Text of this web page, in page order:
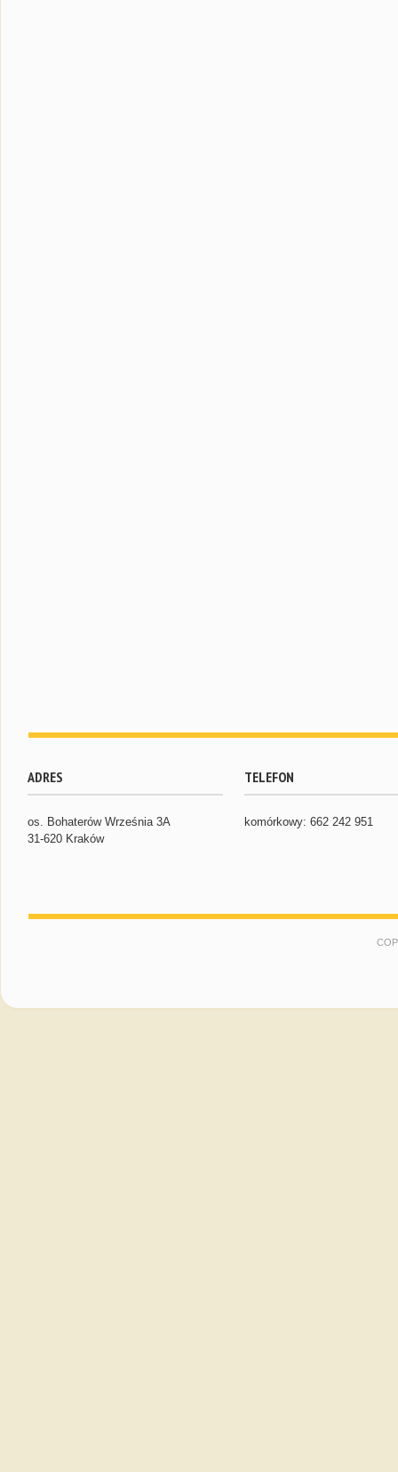
ADRES
os. Bohaterów Września 3A
31-620 Kraków
TELEFON
komórkowy: 662 242 951